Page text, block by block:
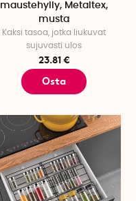
maustehylly, Metaltex,
musta
Kaksi tasoa, jotka liukuvat
sujuvasti ulos
23.81 €
Osta